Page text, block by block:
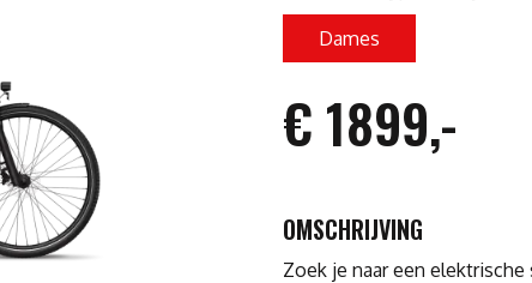
Dames
€ 1899,-
OMSCHRIJVING
Zoek je naar een